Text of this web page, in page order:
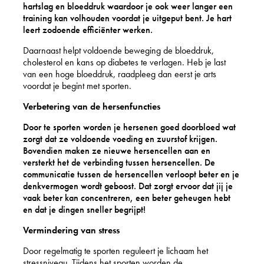
hartslag en bloeddruk waardoor je ook weer langer een
training kan volhouden voordat je uitgeput bent. Je hart
leert zodoende efficiënter werken.
Daarnaast helpt voldoende beweging de bloeddruk,
cholesterol en kans op diabetes te verlagen. Heb je last
van een hoge bloeddruk, raadpleeg dan eerst je arts
voordat je begint met sporten.
Verbetering van de hersenfuncties
Door te sporten worden je hersenen goed doorbloed wat
zorgt dat ze voldoende voeding en zuurstof krijgen.
Bovendien maken ze nieuwe hersencellen aan en
versterkt het de verbinding tussen hersencellen. De
communicatie tussen de hersencellen verloopt beter en je
denkvermogen wordt geboost. Dat zorgt ervoor dat jij je
vaak beter kan concentreren, een beter geheugen hebt
en dat je dingen sneller begrijpt!
Vermindering van stress
Door regelmatig te sporten reguleert je lichaam het